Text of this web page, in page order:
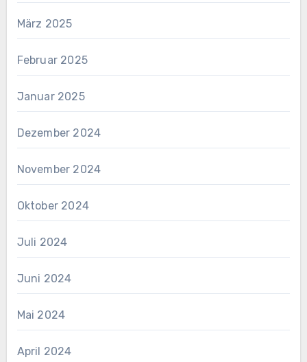
März 2025
Februar 2025
Januar 2025
Dezember 2024
November 2024
Oktober 2024
Juli 2024
Juni 2024
Mai 2024
April 2024